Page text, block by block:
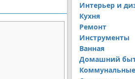
Интерьер и
Дизайн дачи
Дизайн
Кухня
Посуда
Ремонт
Ремонт дачи
Ремонт
Инструменты
Ванная
Домашний
Коммунальные